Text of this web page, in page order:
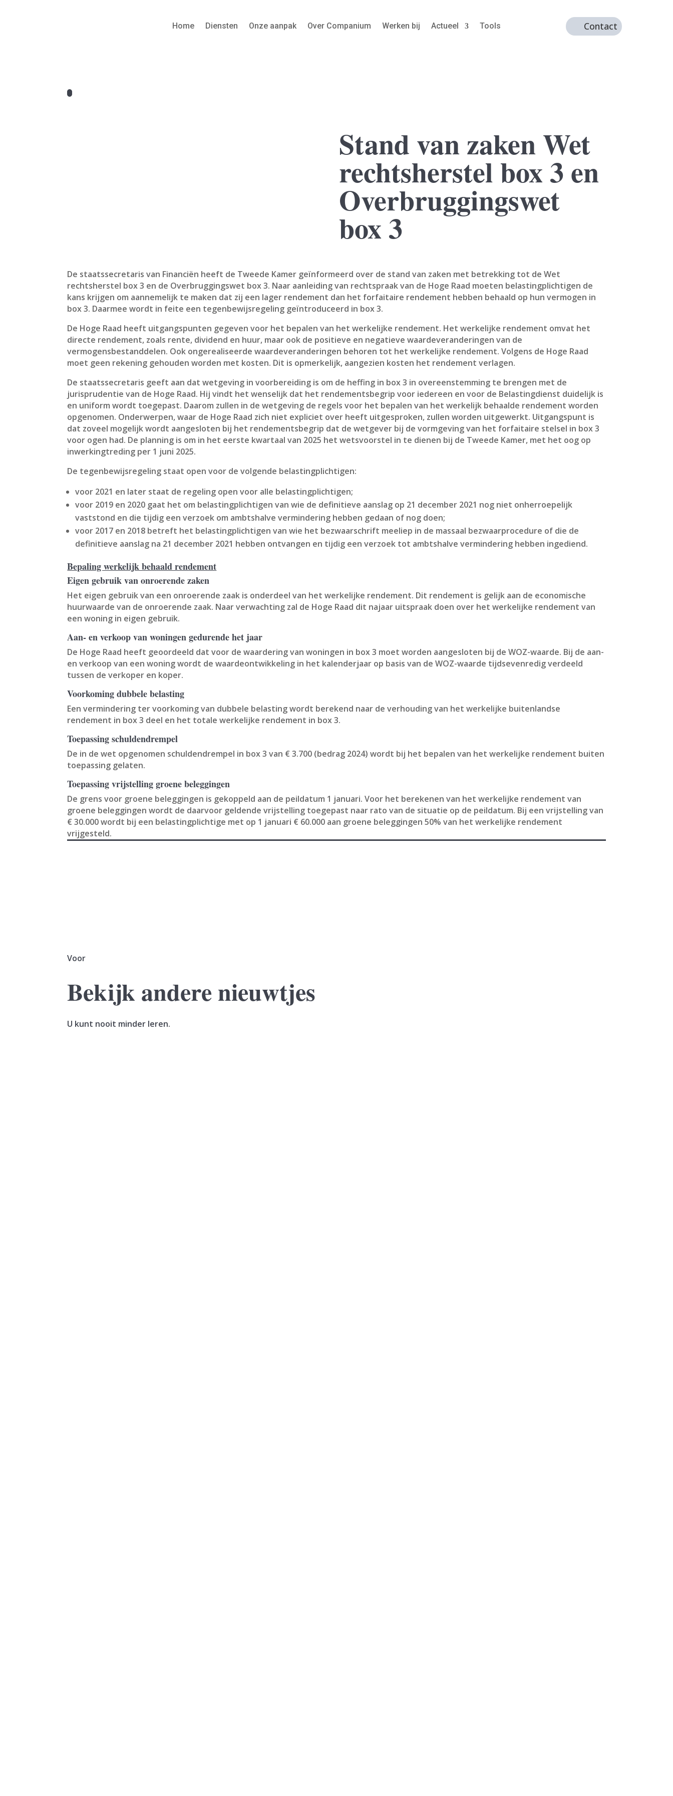
Home Diensten Onze aanpak Over Companium Werken bij Actueel Tools Contact
Stand van zaken Wet
rechtsherstel box 3 en
Overbruggingswet
box 3
De staatssecretaris van Financiën heeft de Tweede Kamer geïnformeerd over de stand van zaken met betrekking tot de Wet
rechtsherstel box 3 en de Overbruggingswet box 3. Naar aanleiding van rechtspraak van de Hoge Raad moeten belastingplichtigen de
kans krijgen om aannemelijk te maken dat zij een lager rendement dan het forfaitaire rendement hebben behaald op hun vermogen in
box 3. Daarmee wordt in feite een tegenbewijsregeling geïntroduceerd in box 3.
De Hoge Raad heeft uitgangspunten gegeven voor het bepalen van het werkelijke rendement. Het werkelijke rendement omvat het
directe rendement, zoals rente, dividend en huur, maar ook de positieve en negatieve waardeveranderingen van de
vermogensbestanddelen. Ook ongerealiseerde waardeveranderingen behoren tot het werkelijke rendement. Volgens de Hoge Raad
moet geen rekening gehouden worden met kosten. Dit is opmerkelijk, aangezien kosten het rendement verlagen.
De staatssecretaris geeft aan dat wetgeving in voorbereiding is om de heffing in box 3 in overeenstemming te brengen met de
jurisprudentie van de Hoge Raad. Hij vindt het wenselijk dat het rendementsbegrip voor iedereen en voor de Belastingdienst duidelijk is
en uniform wordt toegepast. Daarom zullen in de wetgeving de regels voor het bepalen van het werkelijk behaalde rendement worden
opgenomen. Onderwerpen, waar de Hoge Raad zich niet expliciet over heeft uitgesproken, zullen worden uitgewerkt. Uitgangspunt is
dat zoveel mogelijk wordt aangesloten bij het rendementsbegrip dat de wetgever bij de vormgeving van het forfaitaire stelsel in box 3
voor ogen had. De planning is om in het eerste kwartaal van 2025 het wetsvoorstel in te dienen bij de Tweede Kamer, met het oog op
inwerkingtreding per 1 juni 2025.
De tegenbewijsregeling staat open voor de volgende belastingplichtigen:
voor 2021 en later staat de regeling open voor alle belastingplichtigen;
voor 2019 en 2020 gaat het om belastingplichtigen van wie de definitieve aanslag op 21 december 2021 nog niet onherroepelijk
vaststond en die tijdig een verzoek om ambtshalve vermindering hebben gedaan of nog doen;
voor 2017 en 2018 betreft het belastingplichtigen van wie het bezwaarschrift meeliep in de massaal bezwaarprocedure of die de
definitieve aanslag na 21 december 2021 hebben ontvangen en tijdig een verzoek tot ambtshalve vermindering hebben ingediend.
Bepaling werkelijk behaald rendement
Eigen gebruik van onroerende zaken
Het eigen gebruik van een onroerende zaak is onderdeel van het werkelijke rendement. Dit rendement is gelijk aan de economische
huurwaarde van de onroerende zaak. Naar verwachting zal de Hoge Raad dit najaar uitspraak doen over het werkelijke rendement van
een woning in eigen gebruik.
Aan- en verkoop van woningen gedurende het jaar
De Hoge Raad heeft geoordeeld dat voor de waardering van woningen in box 3 moet worden aangesloten bij de WOZ-waarde. Bij de aan-
en verkoop van een woning wordt de waardeontwikkeling in het kalenderjaar op basis van de WOZ-waarde tijdsevenredig verdeeld
tussen de verkoper en koper.
Voorkoming dubbele belasting
Een vermindering ter voorkoming van dubbele belasting wordt berekend naar de verhouding van het werkelijke buitenlandse
rendement in box 3 deel en het totale werkelijke rendement in box 3.
Toepassing schuldendrempel
De in de wet opgenomen schuldendrempel in box 3 van € 3.700 (bedrag 2024) wordt bij het bepalen van het werkelijke rendement buiten
toepassing gelaten.
Toepassing vrijstelling groene beleggingen
De grens voor groene beleggingen is gekoppeld aan de peildatum 1 januari. Voor het berekenen van het werkelijke rendement van
groene beleggingen wordt de daarvoor geldende vrijstelling toegepast naar rato van de situatie op de peildatum. Bij een vrijstelling van
€ 30.000 wordt bij een belastingplichtige met op 1 januari € 60.000 aan groene beleggingen 50% van het werkelijke rendement
vrijgesteld.
Voor
Bekijk andere nieuwtjes
U kunt nooit minder leren.